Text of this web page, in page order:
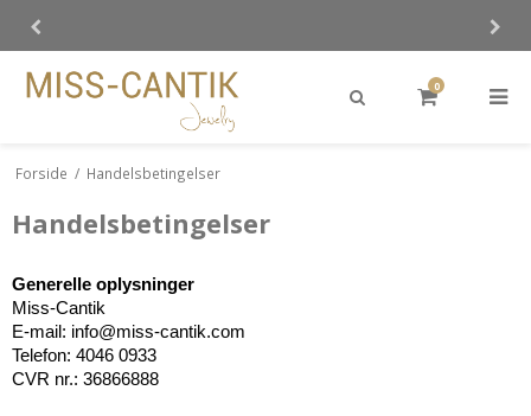
0
Forside / Handelsbetingelser
Handelsbetingelser
Generelle oplysninger
Miss-Cantik
E-mail: info@miss-cantik.com
Telefon: 4046 0933
CVR nr.: 36866888